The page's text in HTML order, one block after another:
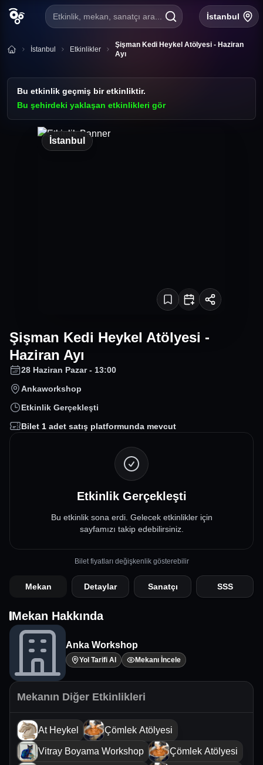
Etkinlik, mekan, sanatçı ara... İstanbul
İstanbul Etkinlikler
Şişman Kedi Heykel Atölyesi - Haziran
Ayı
Bu etkinlik geçmiş bir etkinliktir.
Bu şehirdeki yaklaşan etkinlikleri gör
İstanbul
Şişman Kedi Heykel Atölyesi -
Haziran Ayı
28 Haziran Pazar - 13:00
Ankaworkshop
Etkinlik Gerçekleşti
Bilet 1 adet satış platformunda mevcut
Etkinlik Gerçekleşti
Bu etkinlik sona erdi. Gelecek etkinlikler için
sayfamızı takip edebilirsiniz.
Bilet fiyatları değişkenlik gösterebilir
Mekan Detaylar Sanatçı SSS
Mekan Hakkında
Anka Workshop
Yol Tarifi Al Mekanı İncele
Mekanın Diğer Etkinlikleri
At Heykel Çömlek Atölyesi
Vitray Boyama Workshop Çömlek Atölyesi